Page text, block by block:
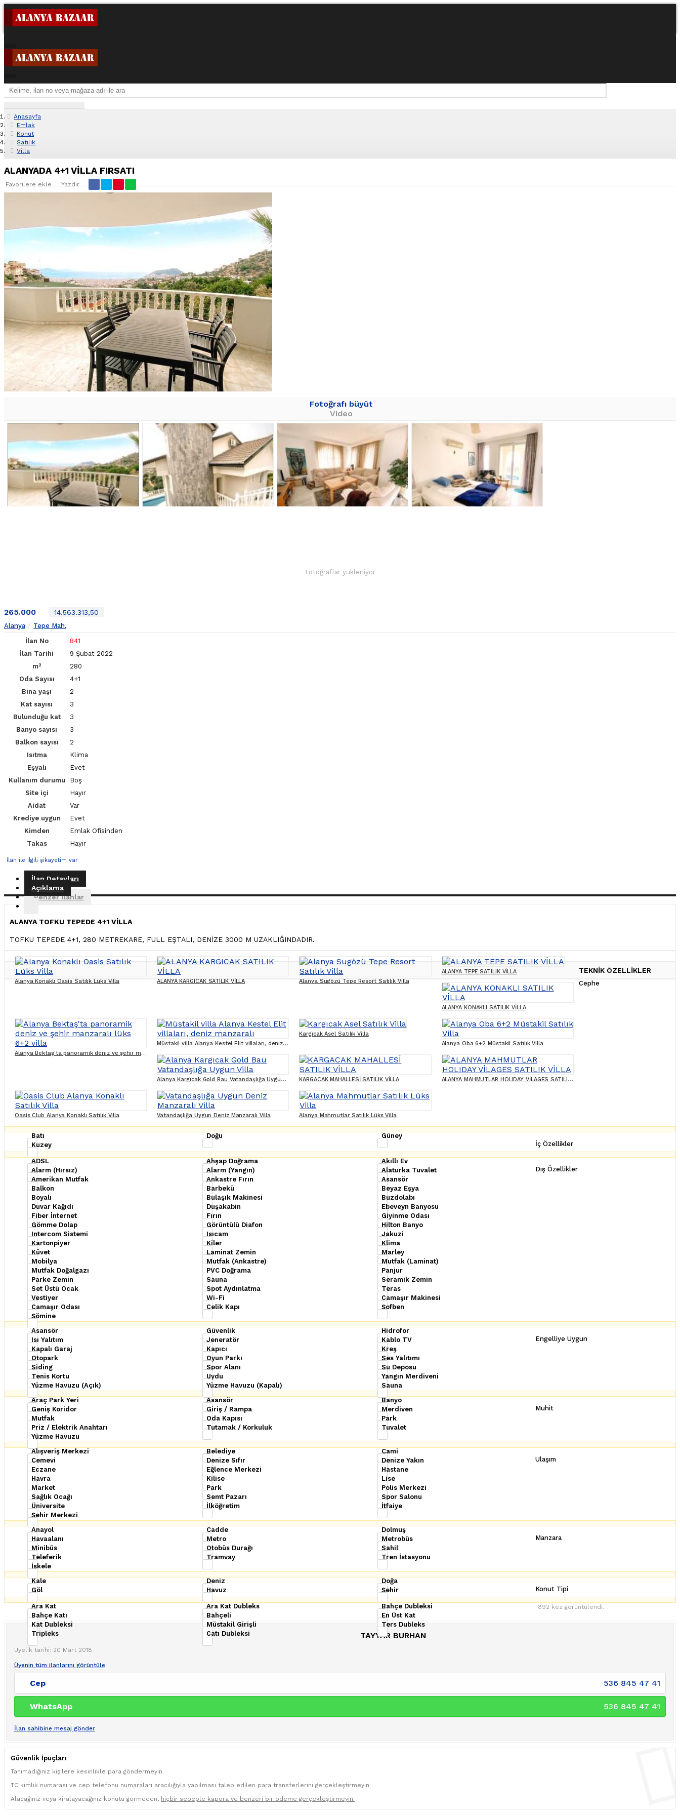
Anasayfa
Emlak
Konut
Satılık
Villa
ALANYADA 4+1 VİLLA FIRSATI
Favorilere ekle Yazdır
Fotoğrafı büyüt
Video
Fotoğraflar yükleniyor
265.000 14.563.313,50
Alanya
Tepe Mah.
İlan No
841
İlan Tarihi
9 Şubat 2022
m²
280
Oda Sayısı
4+1
Bina yaşı
2
Kat sayısı
3
Bulunduğu kat
3
Banyo sayısı
3
Balkon sayısı
2
Isıtma
Klima
Eşyalı
Evet
Kullanım durumu
Boş
Site içi
Hayır
Aidat
Var
Krediye uygun
Evet
Kimden
Emlak Ofisinden
Takas
Hayır
İlan ile ilgili şikayetim var
İlan Detayları
Açıklama
Benzer İlanlar
ALANYA TOFKU TEPEDE 4+1 VİLLA
TOFKU TEPEDE 4+1, 280 METREKARE, FULL EŞTALI, DENİZE 3000 M UZAKLIĞINDADIR.
Alanya Konaklı Oasis Satılık Lüks Villa ALANYA KARGICAK SATILIK VİLLA Alanya Sugözü Tepe Resort Satılık Villa
ALANYA TEPE SATILIK VİLLA
ALANYA KONAKLI SATILIK VİLLA
Alanya Bektaş'ta panoramik deniz ve şehir manzaralı lüks 6+2 villa
Müstakil villa Alanya Kestel Elit villaları, deniz manzaralı
Kargıcak Asel Satılık Villa
Alanya Oba 6+2 Müstakil Satılık Villa
Alanya Kargıcak Gold Bau Vatandaşlığa Uygun Villa KARGACAK MAHALLESİ SATILIK VİLLA ALANYA MAHMUTLAR HOLIDAY VİLAGES SATILIK VİLLA
Oasis Club Alanya Konaklı Satılık Villa Vatandaşlığa Uygun Deniz Manzaralı Villa Alanya Mahmutlar Satılık Lüks Villa
TEKNİK ÖZELLİKLER
Cephe
Batı Doğu
Güney
Kuzey
İç Özellikler
ADSL Ahşap Doğrama
Akıllı Ev
Alarm (Hırsız)
Alarm (Yangın)
Alaturka Tuvalet
Amerikan Mutfak
Ankastre Fırın
Asansör
Balkon
Barbekü
Beyaz Eşya
Boyalı
Bulaşık Makinesi
Buzdolabı
Duvar Kağıdı
Duşakabin
Ebeveyn Banyosu
Fiber İnternet
Fırın
Giyinme Odası
Gömme Dolap
Görüntülü Diafon
Hilton Banyo
Intercom Sistemi
Isıcam
Jakuzi
Kartonpiyer
Kiler
Klima
Küvet
Laminat Zemin
Marley
Mobilya
Mutfak (Ankastre)
Mutfak (Laminat)
Mutfak Doğalgazı
PVC Doğrama
Panjur
Parke Zemin
Sauna
Seramik Zemin
Set Üstü Ocak
Spot Aydınlatma
Teras
Vestiyer
Wi-Fi
Çamaşır Makinesi
Çamaşır Odası
Çelik Kapı
Şofben
Şömine
Dış Özellikler
Asansör Güvenlik
Hidrofor
Isı Yalıtım
Jeneratör
Kablo TV
Kapalı Garaj
Kapıcı
Kreş
Otopark
Oyun Parkı
Ses Yalıtımı
Siding
Spor Alanı
Su Deposu
Tenis Kortu
Uydu
Yangın Merdiveni
Yüzme Havuzu (Açık)
Yüzme Havuzu (Kapalı) Sauna
Engelliye Uygun
Araç Park Yeri Asansör
Banyo
Geniş Koridor
Giriş / Rampa
Merdiven
Mutfak
Oda Kapısı
Park
Priz / Elektrik Anahtarı
Tutamak / Korkuluk
Tuvalet
Yüzme Havuzu
Muhit
Alışveriş Merkezi Belediye
Cami
Cemevi
Denize Sıfır
Denize Yakın
Eczane
Eğlence Merkezi
Hastane
Havra
Kilise
Lise
Market
Park
Polis Merkezi
Sağlık Ocağı
Semt Pazarı
Spor Salonu
Üniversite
İlköğretim
İtfaiye
Şehir Merkezi
Ulaşım
Anayol Cadde
Dolmuş
Havaalanı
Metro
Metrobüs
Minibüs
Otobüs Durağı
Sahil
Teleferik
Tramvay
Tren İstasyonu
İskele
Manzara
Kale Deniz
Doğa
Göl
Havuz Şehir Konut Tipi
Ara Kat Ara Kat Dubleks
Bahçe Dubleksi
Bahçe Katı
Bahçeli
En Üst Kat
Kat Dubleksi
Müstakil Girişli
Ters Dubleks
Tripleks
Çatı Dubleksi
892 kez görüntülendi.
TAYYAR BURHAN
Üyelik tarihi: 20 Mart 2018
Üyenin tüm ilanlarını görüntüle
Cep 536 845 47 41
WhatsApp 536 845 47 41
İlan sahibine mesaj gönder
Güvenlik İpuçları
Tanımadığınız kişilere kesinlikle para göndermeyin.
TC kimlik numarası ve cep telefonu numaraları aracılığıyla yapılması talep edilen para transferlerini gerçekleştirmeyin.
Alacağınız veya kiralayacağınız konutu görmeden, hiçbir sebeple kapora ve benzeri bir ödeme gerçekleştirmeyin.